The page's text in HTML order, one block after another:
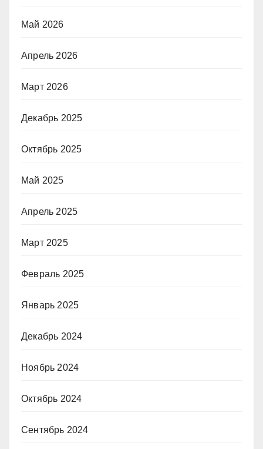
Май 2026
Апрель 2026
Март 2026
Декабрь 2025
Октябрь 2025
Май 2025
Апрель 2025
Март 2025
Февраль 2025
Январь 2025
Декабрь 2024
Ноябрь 2024
Октябрь 2024
Сентябрь 2024